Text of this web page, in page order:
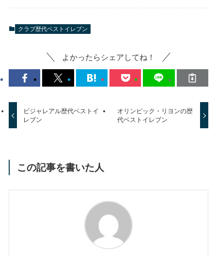
クラブ歴代ベストイレブン
よかったらシェアしてね！
ビジャレアル歴代ベストイ
レブン
オリンピック・リヨンの歴
代ベストイレブン
この記事を書いた人